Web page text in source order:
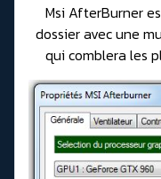
Msi AfterBurner
dossier avec une
qui comblera les